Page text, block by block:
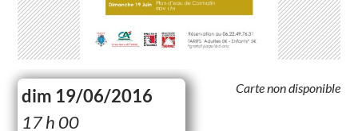
Carte non disponible
dim 19/06/2016
17 h 00